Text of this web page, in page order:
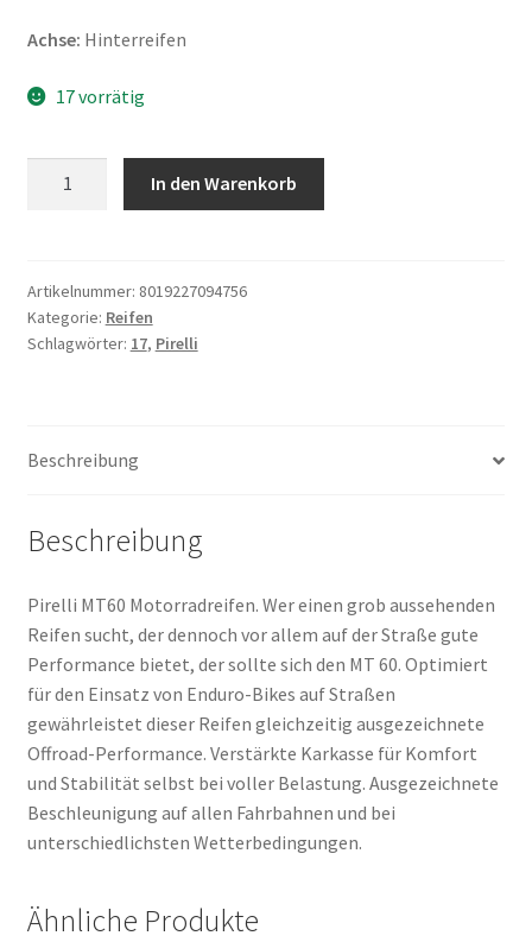
Achse: Hinterreifen
17 vorrätig
-
17
64S
In den Warenkorb
Artikelnummer: 8019227094756
Kategorie: Reifen
Schlagwörter: 17, Pirelli
Beschreibung
Beschreibung
Pirelli MT60 Motorradreifen. Wer einen grob aussehenden
Reifen sucht, der dennoch vor allem auf der Straße gute
Performance bietet, der sollte sich den MT 60. Optimiert
für den Einsatz von Enduro-Bikes auf Straßen
gewährleistet dieser Reifen gleichzeitig ausgezeichnete
Offroad-Performance. Verstärkte Karkasse für Komfort
und Stabilität selbst bei voller Belastung. Ausgezeichnete
Beschleunigung auf allen Fahrbahnen und bei
unterschiedlichsten Wetterbedingungen.
Ähnliche Produkte